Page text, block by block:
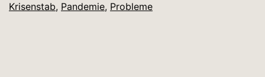
Krisenstab, Pandemie, Probleme